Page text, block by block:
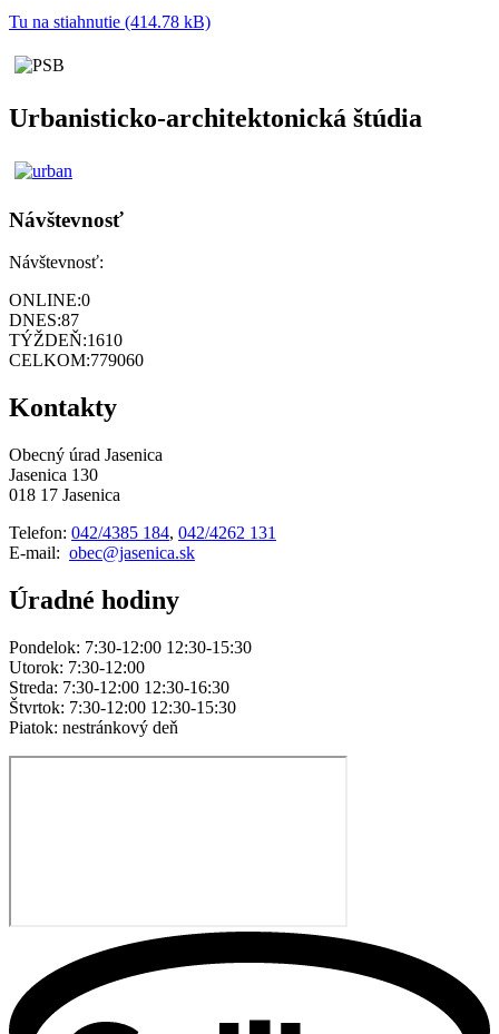
Tu na stiahnutie (414.78 kB)
Urbanisticko-architektonická štúdia
Návštevnosť
Návštevnosť:
ONLINE:0
DNES:87
TÝŽDEŇ:1610
CELKOM:779060
Kontakty
Obecný úrad Jasenica
Jasenica 130
018 17 Jasenica
Telefon: 042/4385 184, 042/4262 131
E-mail: obec@jasenica.sk
Úradné hodiny
Pondelok: 7:30-12:00 12:30-15:30
Utorok: 7:30-12:00
Streda: 7:30-12:00 12:30-16:30
Štvrtok: 7:30-12:00 12:30-15:30
Piatok: nestránkový deň